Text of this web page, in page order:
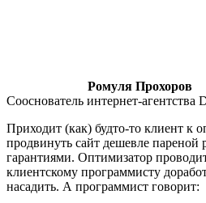
Ромуля Прохоров
Сооснователь интернет-агентства
Приходит (как) будто-то клиент к
продвинуть сайт дешевле пареной
гарантиями. Оптимизатор
клиентскому программисту
насадить. А программист говорит: